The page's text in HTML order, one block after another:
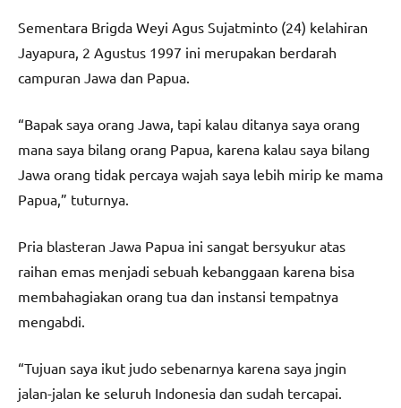
Sementara Brigda Weyi Agus Sujatminto (24) kelahiran
Jayapura, 2 Agustus 1997 ini merupakan berdarah
campuran Jawa dan Papua.
“Bapak saya orang Jawa, tapi kalau ditanya saya orang
mana saya bilang orang Papua, karena kalau saya bilang
Jawa orang tidak percaya wajah saya lebih mirip ke mama
Papua,” tuturnya.
Pria blasteran Jawa Papua ini sangat bersyukur atas
raihan emas menjadi sebuah kebanggaan karena bisa
membahagiakan orang tua dan instansi tempatnya
mengabdi.
“Tujuan saya ikut judo sebenarnya karena saya jngin
jalan-jalan ke seluruh Indonesia dan sudah tercapai.